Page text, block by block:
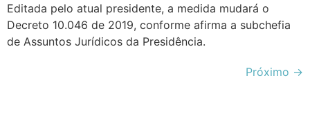
Editada pelo atual presidente, a medida mudará o
Decreto 10.046 de 2019, conforme afirma a subchefia
de Assuntos Jurídicos da Presidência.
Próximo →